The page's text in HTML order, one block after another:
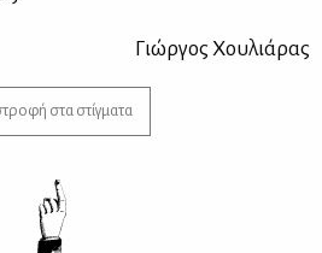
Γιώρ­γος Χου­λιά­ρας
στα στίγματα